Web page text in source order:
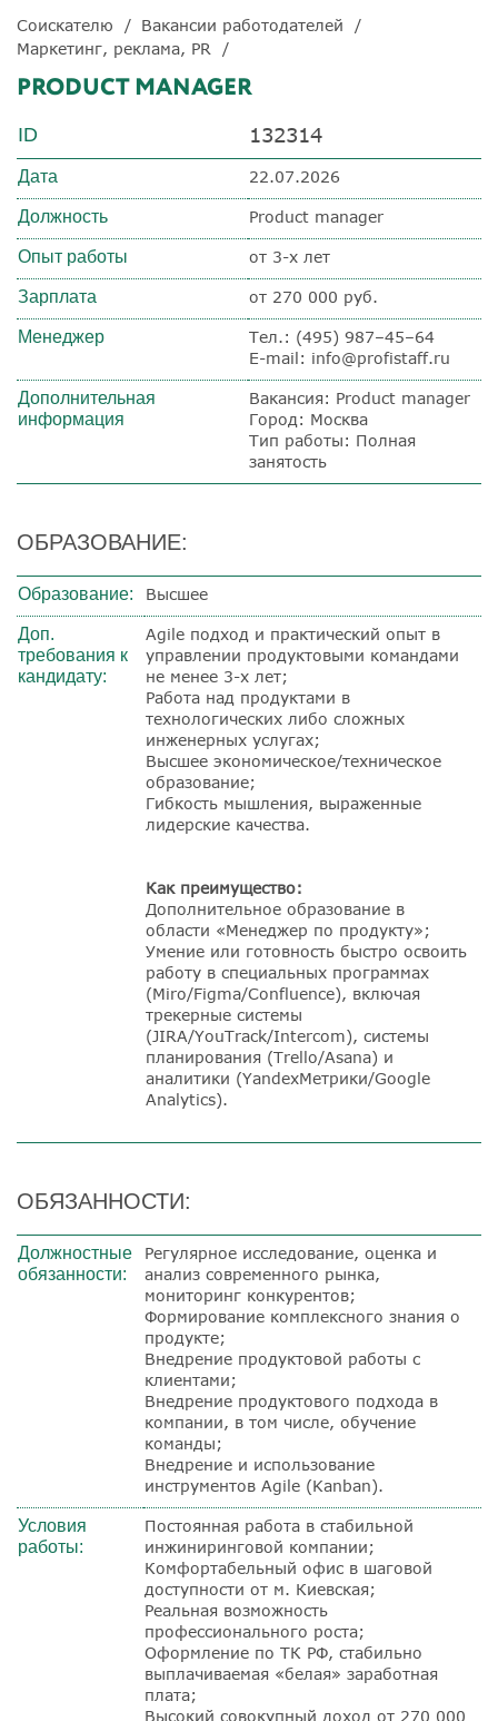
Соискателю
Вакансии работодателей
Маркетинг, реклама, PR
PRODUCT MANAGER
ID 132314
Дата 22.07.2026
Должность Product manager
Опыт работы от 3-х лет
Зарплата от 270 000 руб.
Менеджер
Тел.: (495) 987–45–64
E-mail: info@profistaff.ru
Дополнительная
информация
Вакансия: Product manager
Город: Москва
Тип работы: Полная
занятость
ОБРАЗОВАНИЕ:
Образование: Высшее
Доп.
требования к
кандидату:
Agile подход и практический опыт в
управлении продуктовыми командами
не менее 3-х лет;
Работа над продуктами в
технологических либо сложных
инженерных услугах;
Высшее экономическое/техническое
образование;
Гибкость мышления, выраженные
лидерские качества.
Как преимущество:
Дополнительное образование в
области «Менеджер по продукту»;
Умение или готовность быстро освоить
работу в специальных программах
(Miro/Figma/Confluence), включая
трекерные системы
(JIRA/YouTrack/Intercom), системы
планирования (Trello/Asana) и
аналитики (YandexМетрики/Google
Analytics).
ОБЯЗАННОСТИ:
Должностные
обязанности:
Регулярное исследование, оценка и
анализ современного рынка,
мониторинг конкурентов;
Формирование комплексного знания о
продукте;
Внедрение продуктовой работы с
клиентами;
Внедрение продуктового подхода в
компании, в том числе, обучение
команды;
Внедрение и использование
инструментов Agile (Kanban).
Условия
работы:
Постоянная работа в стабильной
инжиниринговой компании;
Комфортабельный офис в шаговой
доступности от м. Киевская;
Реальная возможность
профессионального роста;
Оформление по ТК РФ, стабильно
выплачиваемая «белая» заработная
плата;
Высокий совокупный доход от 270 000